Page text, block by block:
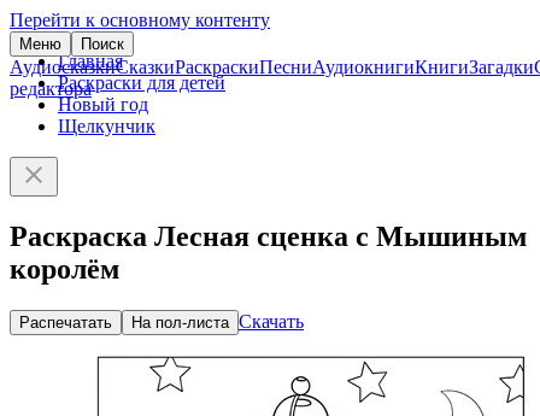
Перейти к основному контенту
Меню Поиск
АудиосказкиСказкиРаскраскиПесниАудиокнигиКнигиЗагадки
редактора
Главная
Раскраски для детей
Новый год
Щелкунчик
Раскраска Лесная сценка с Мышиным
королём
Распечатать На пол-листа Скачать